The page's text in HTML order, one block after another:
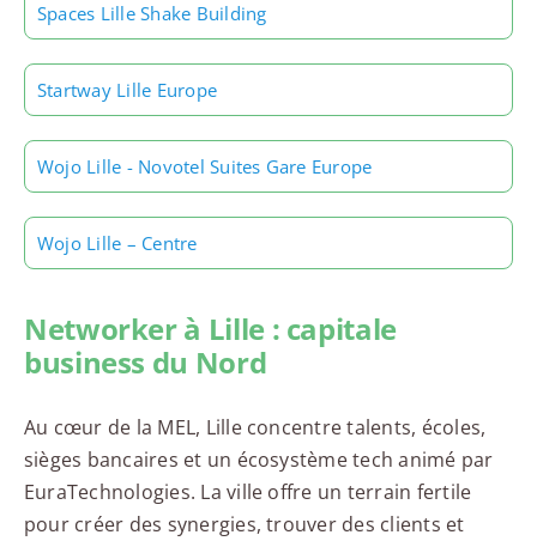
Spaces Lille Shake Building
Startway Lille Europe
Wojo Lille - Novotel Suites Gare Europe
Wojo Lille – Centre
Networker à Lille : capitale
business du Nord
Au cœur de la MEL, Lille concentre talents, écoles,
sièges bancaires et un écosystème tech animé par
EuraTechnologies. La ville offre un terrain fertile
pour créer des synergies, trouver des clients et